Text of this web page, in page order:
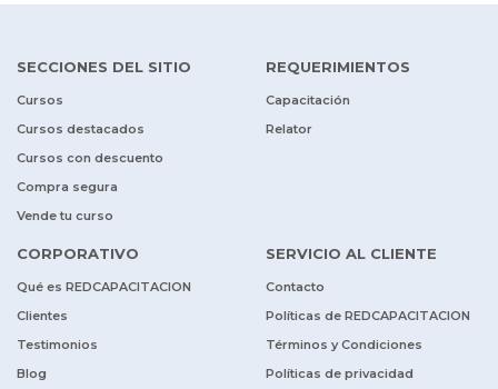
SECCIONES DEL SITIO
Cursos
Cursos destacados
Cursos con descuento
Compra segura
Vende tu curso
REQUERIMIENTOS
Capacitación
Relator
CORPORATIVO
Qué es REDCAPACITACION
Clientes
Testimonios
Blog
SERVICIO AL CLIENTE
Contacto
Políticas de REDCAPACITACION
Términos y Condiciones
Políticas de privacidad